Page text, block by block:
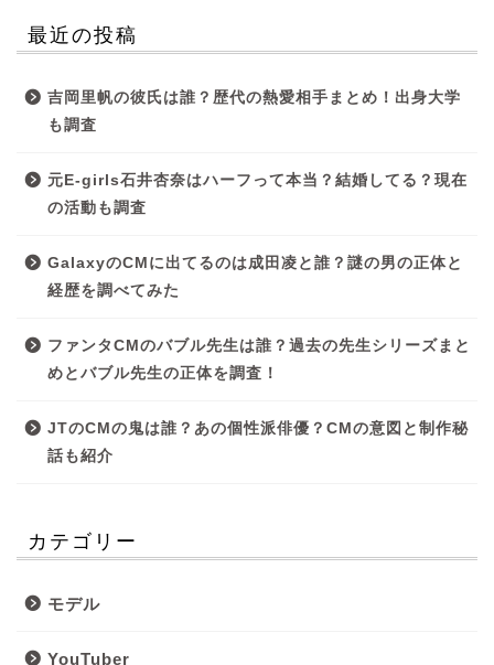
最近の投稿
吉岡里帆の彼氏は誰？歴代の熱愛相手まとめ！出身大学
も調査
元E-girls石井杏奈はハーフって本当？結婚してる？現在
の活動も調査
GalaxyのCMに出てるのは成田凌と誰？謎の男の正体と
経歴を調べてみた
ファンタCMのバブル先生は誰？過去の先生シリーズまと
めとバブル先生の正体を調査！
JTのCMの鬼は誰？あの個性派俳優？CMの意図と制作秘
話も紹介
カテゴリー
モデル
YouTuber